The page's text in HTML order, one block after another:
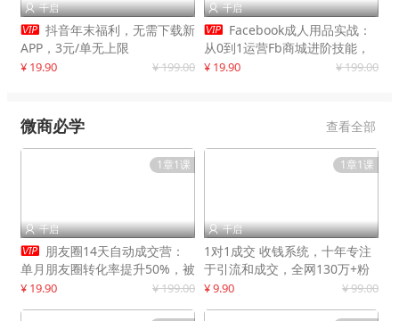
 千启
 抖音年末福利，无需下载新
APP，3元/单无上限
¥ 19.90 ¥ 199.00
 千启
 Facebook成人用品实战：
从0到1运营Fb商城进阶技能，
快速提升订单转化与店铺收益
¥ 19.90 ¥ 199.00
微商必学 查看全部
1章1课
 千启
 朋友圈14天自动成交营：
单月朋友圈转化率提升50%，被
动收入超3万元
¥ 19.90 ¥ 199.00
1章1课
 千启
1对1成交 收钱系统，十年专注
于引流和成交，全网130万+粉
丝
¥ 9.90 ¥ 99.00